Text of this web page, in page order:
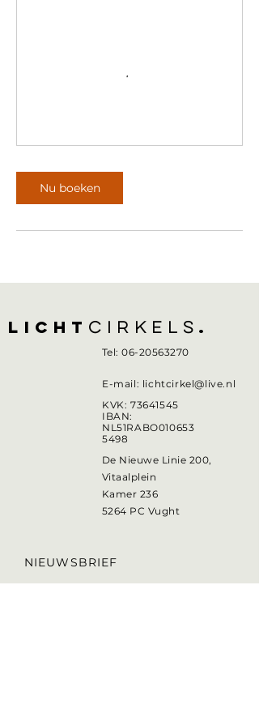
Nu boeken
Licht cirkels .
Tel:06-20563270
E-mail: lichtcirkel@live.nl
KVK: 73641545
IBAN:
NL51RABO010653
5498
De Nieuwe Linie 200,
Vitaalplein
Kamer 236
5264 PC Vught
NIEUWSBRIEF